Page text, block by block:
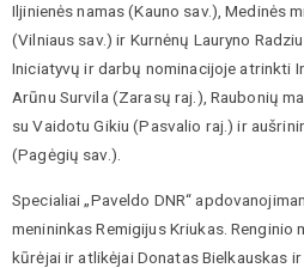
Iljinienės namas (Kauno sav.), Medinės
(Vilniaus sav.) ir Kurnėnų Lauryno
Iniciatyvų ir darbų nominacijoje atrinkti
Arūnu Survila (Zarasų raj.), Raubonių
su Vaidotu Gikiu (Pasvalio raj.) ir
(Pagėgių sav.).
Specialiai „Paveldo DNR“
menininkas Remigijus Kriukas.
kūrėjai ir atlikėjai Donatas Bielkauskas